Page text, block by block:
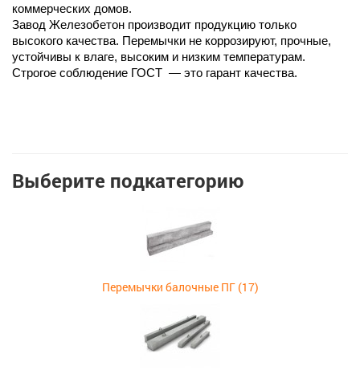
коммерческих домов.
Завод Железобетон производит продукцию только
высокого качества. Перемычки не коррозируют, прочные,
устойчивы к влаге, высоким и низким температурам.
Строгое соблюдение ГОСТ  — это гарант качества.
Выберите подкатегорию
Перемычки балочные ПГ (17)